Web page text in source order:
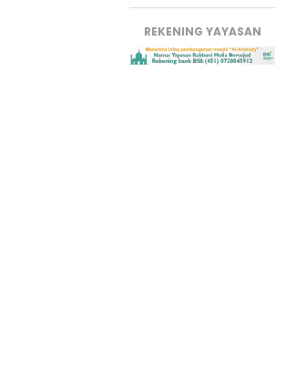
REKENING YAYASAN